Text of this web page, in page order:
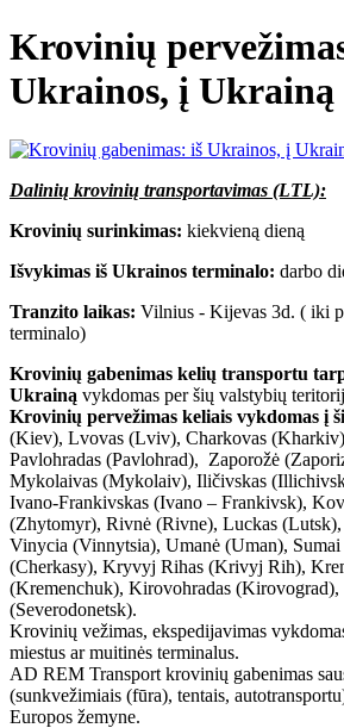
Krovinių
Ukrainos, į Ukrainą
Dalinių krovinių transportavimas (LTL):
Krovinių surinkimas: kiekvieną dieną
Išvykimas iš Ukrainos terminalo: darbo
Tranzito laikas: Vilnius - Kijevas 3d. ( iki
terminalo)
Krovinių gabenimas kelių transportu
Ukrainą vykdomas per šių valstybių
Krovinių pervežimas keliais vykdomas į
(Kiev), Lvovas (Lviv), Charkovas
Pavlohradas (Pavlohrad), Zaporožė
Mykolaivas (Mykolaiv), Iličivskas
Ivano-Frankivskas (Ivano – Frankivsk),
(Zhytomyr), Rivnė (Rivne), Luckas
Vinycia (Vinnytsia), Umanė (Uman), Sumai
(Cherkasy), Kryvyj Rihas (Krivyj Rih),
(Kremenchuk), Kirovohradas (Kirovograd),
(Severodonetsk).
Krovinių vežimas, ekspedijavimas
miestus ar muitinės terminalus.
AD REM Transport krovinių gabenimas
(sunkvežimiais (fūra), tentais,
Europos žemyne.